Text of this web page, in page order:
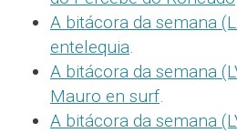
A bitácora da semana
entelequia.
A bitácora da semana
Mauro en surf.
A bitácora da semana